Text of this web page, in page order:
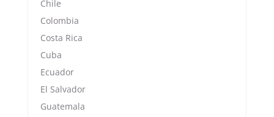
Chile
Colombia
Costa Rica
Cuba
Ecuador
El Salvador
Guatemala